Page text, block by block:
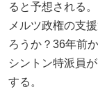
ると予想される。
メルツ政権の支
ろうか？36年前
シントン特派員
する。